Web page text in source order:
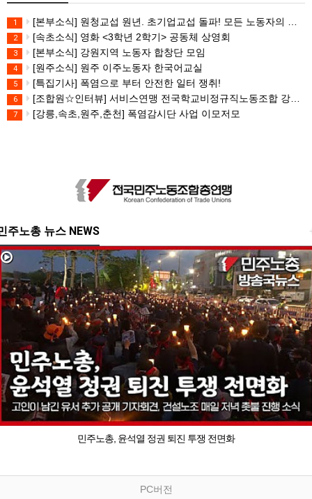
1 [본부소식] 원청교섭 원년. 초기업교섭 돌파! 모든 노동자의 노동기본권 쟁취! 민주노총 7.15 총파업대회
2 [속초소식] 영화 <3학년 2학기> 공동체 상영회
3 [본부소식] 강원지역 노동자 합창단 모임
4 [원주소식] 원주 이주노동자 한국어교실
5 [특집기사] 폭염으로 부터 안전한 일터 쟁취!
6 [조합원☆인터뷰] 서비스연맹 전국학교비정규직노동조합 강원지부 김유미 춘천지회장
7 [강릉,속초,원주,춘천] 폭염감시단 사업 이모저모
주노총 뉴스 NEWS
민주노총, 윤석열 정권 퇴진 투쟁 전면화
PC버전